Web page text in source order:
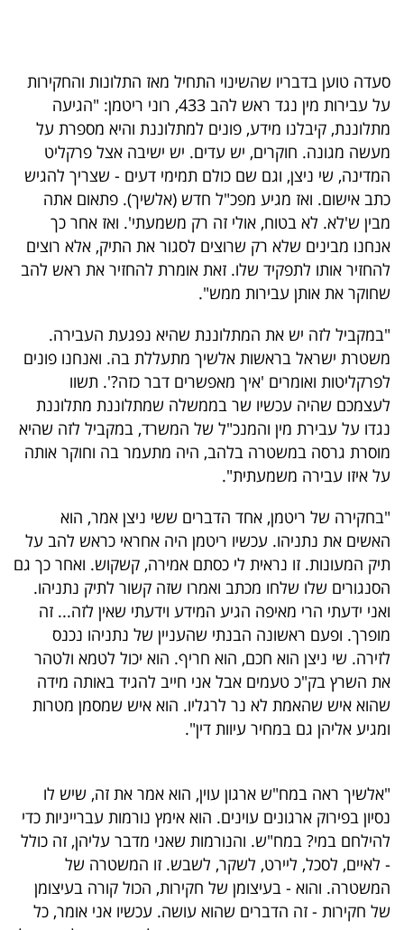
40
UNDER
40
שיתופי
פעולה
דרושים
ניוזלטרים
מייל
אדום
פרסמו
באייס
עקבו
אחרינו:
סעדה טוען בדבריו שהשינוי התחיל מאז התלונות והחקירות
על עבירות מין נגד ראש להב 433, רוני ריטמן: "הגיעה
מתלוננת, קיבלנו מידע, פונים למתלוננת והיא מספרת על
מעשה מגונה. חוקרים, יש עדים. יש ישיבה אצל פרקליט
המדינה, שי ניצן, וגם שם כולם תמימי דעים - שצריך להגיש
כתב אישום. ואז מגיע מפכ"ל חדש (אלשיך). פתאום אתה
מבין ש'לא. לא בטוח, אולי זה רק משמעתי'. ואז אחר כך
אנחנו מבינים שלא רק שרוצים לסגור את התיק, אלא רוצים
להחזיר אותו לתפקיד שלו. זאת אומרת להחזיר את ראש להב
שחוקר את אותן עבירות ממש".
"במקביל לזה יש את המתלוננת שהיא נפגעת העבירה.
משטרת ישראל בראשות אלשיך מתעללת בה. ואנחנו פונים
לפרקליטות ואומרים 'איך מאפשרים דבר כזה?'. תשוו
לעצמכם שהיה עכשיו שר בממשלה שמתלוננת מתלוננת
נגדו על עבירת מין והמנכ"ל של המשרד, במקביל לזה שהיא
מוסרת גרסה במשטרה בלהב, היה מתעמר בה וחוקר אותה
על איזו עבירה משמעתית".
"בחקירה של ריטמן, אחד הדברים ששי ניצן אמר, הוא
האשים את נתניהו. עכשיו ריטמן היה אחראי כראש להב על
תיק המעונות. זו נראית לי כסתם אמירה, קשקוש. ואחר כך גם
הסנגורים שלו שלחו מכתב ואמרו שזה קשור לתיק נתניהו.
ואני ידעתי הרי מאיפה הגיע המידע וידעתי שאין לזה... זה
מופרך. ופעם ראשונה הבנתי שהעניין של נתניהו נכנס
לזירה. שי ניצן הוא חכם, הוא חריף. הוא יכול לטמא ולטהר
את השרץ בק"כ טעמים אבל אני חייב להגיד באותה מידה
שהוא איש שהאמת לא נר לרגליו. הוא איש שמסמן מטרות
ומגיע אליהן גם במחיר עיוות דין".
"אלשיך ראה במח"ש ארגון עוין, הוא אמר את זה, שיש לו
נסיון בפירוק ארגונים עוינים. הוא אימץ נורמות עברייניות כדי
להילחם במי? במח"ש. והנורמות שאני מדבר עליהן, זה כולל
- לאיים, לסכל, ליירט, לשקר, לשבש. זו המשטרה של
המשטרה. והוא - בעיצומן של חקירות, הכול קורה בעיצומן
של חקירות - זה הדברים שהוא עושה. עכשיו אני אומר, כל